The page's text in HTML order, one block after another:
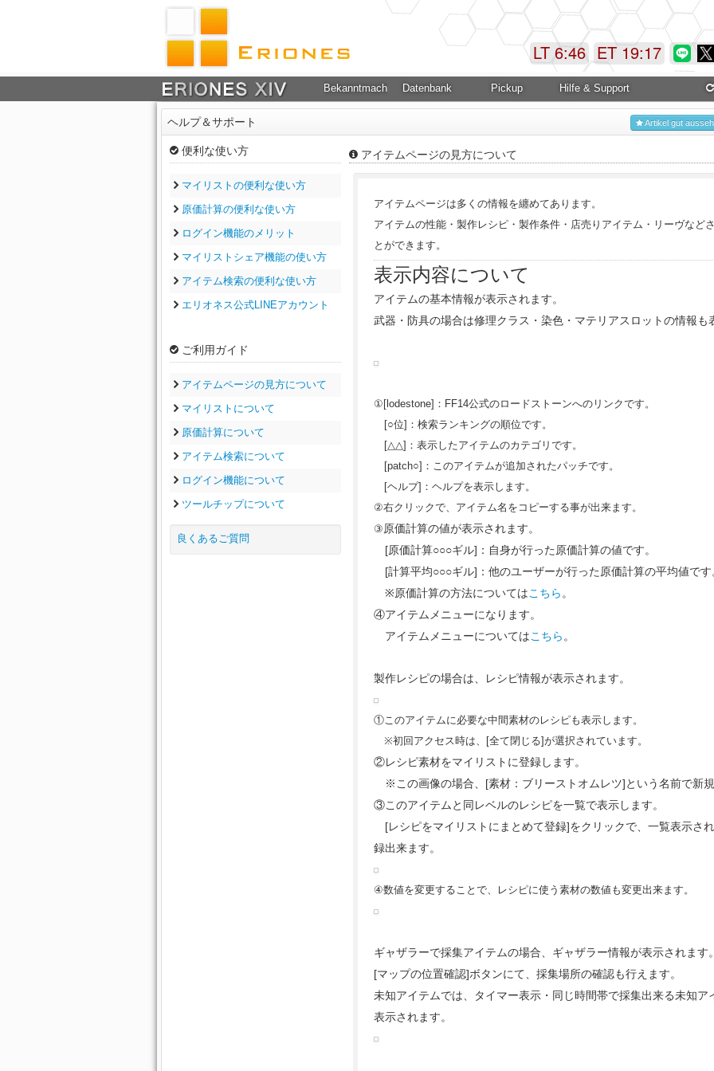
ET 19:17
LT 6:46
Bekanntmachung Datenbank Pickup Hilfe & Support
ヘルプ＆サポート Artikel gut
便利な使い方
マイリストの便利な使い方
原価計算の便利な使い方
ログイン機能のメリット
マイリストシェア機能の使い方
アイテム検索の便利な使い方
エリオネス公式LINEアカウント
ご利用ガイド
アイテムページの見方について
マイリストについて
原価計算について
アイテム検索について
ログイン機能について
ツールチップについて
良くあるご質問
アイテムページの見方について
アイテムページは多くの情報を纏めてあります。
アイテムの性能・製作レシピ・製作条件・店売りアイテム・リーヴなど
とができます。
表示内容について
アイテムの基本情報が表示されます。
武器・防具の場合は修理クラス・染色・マテリアスロットの情報も
①[lodestone]：FF14公式のロードストーンへのリンクです。
[○位]：検索ランキングの順位です。
[△△]：表示したアイテムのカテゴリです。
[patch○]：このアイテムが追加されたパッチです。
[ヘルプ]：ヘルプを表示します。
②右クリックで、アイテム名をコピーする事が出来ます。
③ 原価計算の値が表示されます。
[原価計算○○○ギル]：自身が行った原価計算の値です。
[計算平均○○○ギル]：他のユーザーが行った原価計算の平均値です
※原価計算の方法についてはこちら 。
④アイテムメニューになります。
アイテムメニューについてはこちら 。
製作レシピの場合は、レシピ情報が表示されます。
①このアイテムに必要な中間素材のレシピも表示します。
※初回アクセス時は、[全て閉じる]が選択されています。
②レシピ素材をマイリストに登録します。
※この画像の場合、[素材：ブリーストオムレツ]という名前で新
③このアイテムと同レベルのレシピを一覧で表示します。
[レシピをマイリストにまとめて登録]をクリックで、一覧表示さ
録出来ます。
④数値を変更することで、レシピに使う素材の数値も変更出来ます。
ギャザラーで採集アイテムの場合、ギャザラー情報が表示されます
[マップの位置確認]ボタンにて、採集場所の確認も行えます。
未知アイテムでは、タイマー表示・同じ時間帯で採集出来る未知
表示されます。